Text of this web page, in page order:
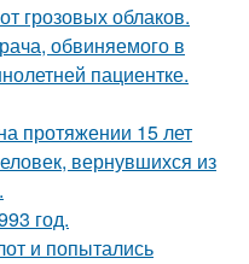
грозовых облаков.
обвиняемого в
пациентке.
протяжении 15 лет
вернувшихся из
год.
и попытались